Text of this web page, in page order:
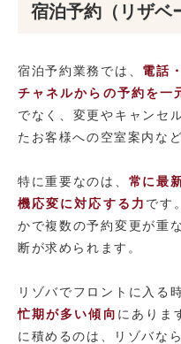
宿泊予約（リザベ
宿泊予約業務では、 電話
チャネルからの予約を一
でなく、変更やキャンセ
たお客様への空室案内な
特に重要なのは、 常に最
機応変に対応する力 です
かで複数の予約変更が重
断が求められます。
リゾバでフロントに入る
忙期が多い傾向 にありま
に積めるのは、リゾバな